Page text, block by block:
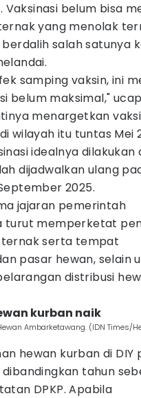
belum bisa
yang menolak
salah satunya
samping vaksin, ini
belum maksimal,"
menargetkan
wilayah itu tuntas Mei
idealnya dilakukan
dijadwalkan ulang
2025.
jajaran pemerintah
memperketat
ternak serta tempat
pasar hewan, selain
distribusi
kurban naik
Ambarketawang. (IDN Times/
hewan kurban di DIY
tahun
DPKP. Apabila